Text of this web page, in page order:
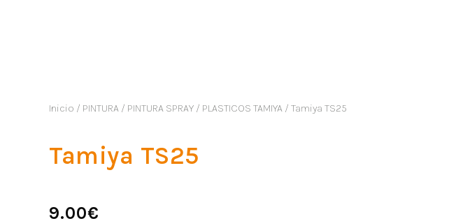
Inicio / PINTURA / PINTURA SPRAY / PLASTICOS TAMIYA / Tamiya TS25
Tamiya TS25
9.00€